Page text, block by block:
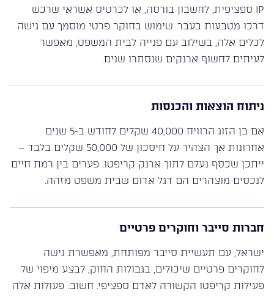
IP ספציפית, לחשבון בורסה, או לכרטיס אשראי שרכש
דרכו מטבעות בעבר. שימוש בחוקר פרטי מוסמך עם גישה
לכלים אלה, בשילוב עם פנייה לבית המשפט, מאפשר
לעיתים לחשוף ארנקים שנסתרו שנים.
ניתוח הוצאות והכנסות
אם בן הזוג הרוויח 40,000 שקלים לחודש ב-5 שנים
אחרונות אך הצהיר על חיסכון של 50,000 שקלים בלבד –
ייתכן שכסף נעלם לתוך ארנק קריפטו. פערים בין רמת חיים
לנכסים מוצהרים הם דגל אדום שבית משפט מזהה.
חברות סייבר וחוקרים פרטיים
ישראל, עם תעשיית סייבר מפותחת, מאפשרת גישה
לחוקרים פרטיים שיכולים, בגבולות החוק, לבצע מיפוי של
פעילות קריפטו הקשורה לאדם ספציפי. חשוב: פעולות אלה